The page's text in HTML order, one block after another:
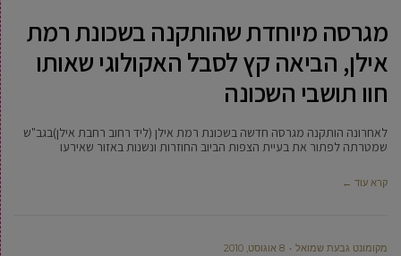
מגרסה מיוחדת שהותקנה בשכונת רמת
אילן, הביאה קץ לסבל האקולוגי שאותו
חוו תושבי השכונה
לאחרונה הותקנה מגרסה חדשה בשכונת רמת אילן (ליד רחוב רחבת אילן)בגב"ש
שמטרתה לפתור את בעיית הצפות הביוב החוזרות ונשנות באזור שאירעו
קרא עוד ←
מקומונט גבעת שמואל 8 אוגוסט, 2010